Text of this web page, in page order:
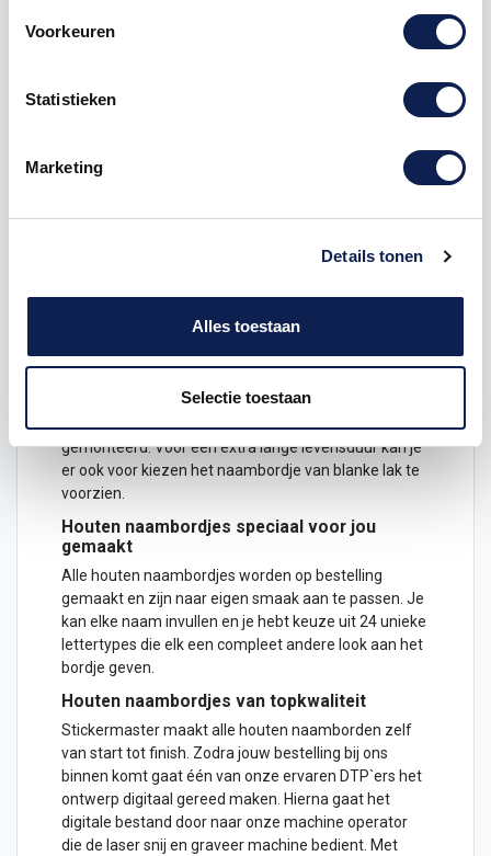
Voorkeuren
Statistieken
Marketing
Details tonen
Alles toestaan
Selectie toestaan
Kies hier ook het lettertype en verander het
Versleep teksten op de gewenste plek door te
klikken en te slepen met de muis of door te
Verander zo nodig het formaat van het
Wanneer het ontwerp naar wens is klik je op de
bestellen.
Houten naambordjes voor binnen en buiten
Alle houten naamborden zijn gemaakt van 9 mm dik
ook ontzettend duurzaam. Hierdoor kan het
naambord zowel buiten als binnen worden
gemonteerd. Voor een extra lange levensduur kan je
er ook voor kiezen het naambordje van blanke lak te
voorzien.
Houten naambordjes speciaal voor jou
gemaakt
Alle houten naambordjes worden op bestelling
gemaakt en zijn naar eigen smaak aan te passen. Je
kan elke naam invullen en je hebt keuze uit 24 unieke
lettertypes die elk een compleet andere look aan het
bordje geven.
Houten naambordjes van topkwaliteit
Stickermaster maakt alle houten naamborden zelf
van start tot finish. Zodra jouw bestelling bij ons
binnen komt gaat één van onze ervaren DTP`ers het
ontwerp digitaal gereed maken . Hierna gaat het
digitale bestand door naar onze machine operator
die de laser snij en graveer machine bedient. Met